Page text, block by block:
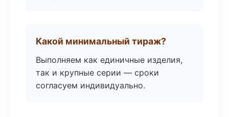
Какой минимальный тираж?
Выполняем как единичные изделия,
так и крупные серии — сроки
согласуем индивидуально.